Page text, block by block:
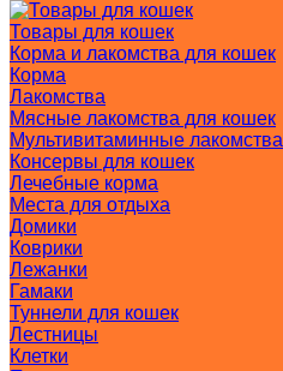
Товары для кошек
Корма и лакомства для кошек
Корма
Лакомства
Мясные лакомства для кошек
Мультивитаминные лакомства
Консервы для кошек
Лечебные корма
Места для отдыха
Домики
Коврики
Лежанки
Гамаки
Туннели для кошек
Лестницы
Клетки